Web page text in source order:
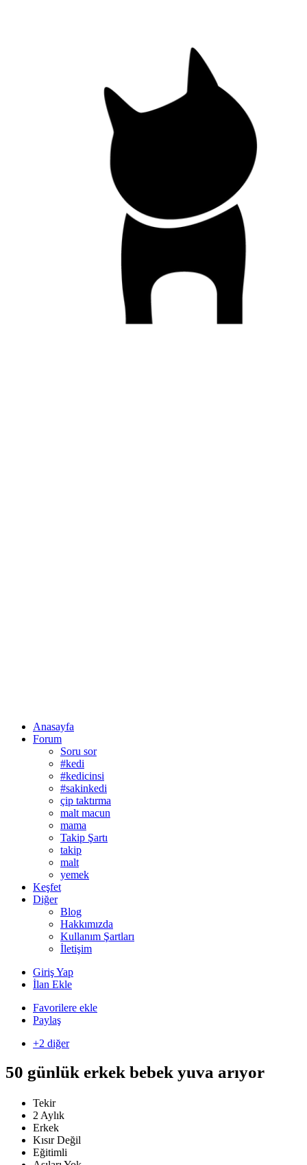
Anasayfa
Forum
Soru sor
#kedi
#kedicinsi
#sakinkedi
çip taktırma
malt macun
mama
Takip Şartı
takip
malt
yemek
Keşfet
Diğer
Blog
Hakkımızda
Kullanım Şartları
İletişim
Giriş Yap
İlan Ekle
Favorilere ekle
Paylaş
+2 diğer
50 günlük erkek bebek yuva arıyor
Tekir
2 Aylık
Erkek
Kısır Değil
Eğitimli